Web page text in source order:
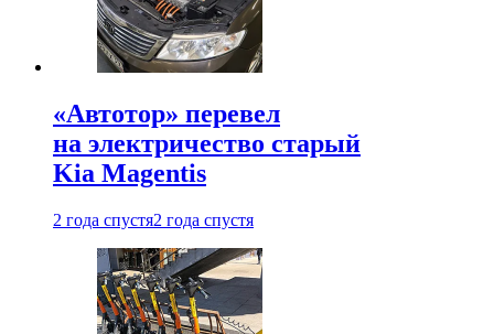
«Автотор» перевел
на электричество старый
Kia Magentis
2 года спустя2 года спустя